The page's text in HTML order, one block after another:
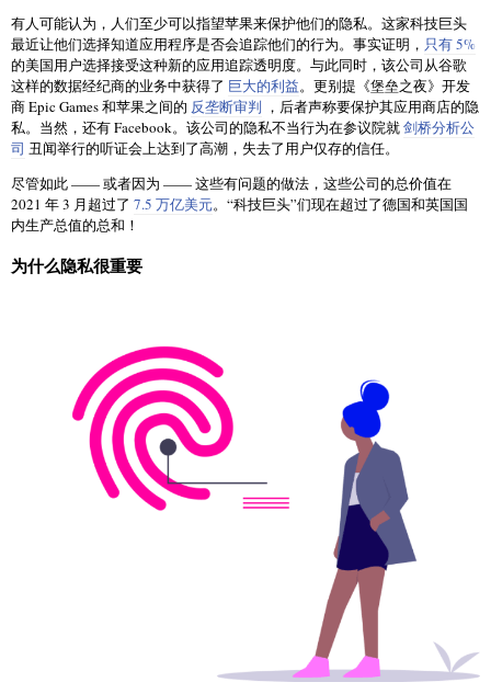
有人可能认为，人们至少可以指望苹果来保护他们的隐私。这家科技巨头
最近让他们选择知道应用程序是否会追踪他们的行为。事实证明， 只有 5%
的美国用户选择接受这种新的应用追踪透明度。与此同时，该公司从谷歌
这样的数据经纪商的业务中获得了 巨大的利益。更别提《堡垒之夜》开发
商 Epic Games 和苹果之间的 反垄断审判 ，后者声称要保护其应用商店的隐
私。当然，还有 Facebook。该公司的隐私不当行为在参议院就剑桥分析公
司 丑闻举行的听证会上达到了高潮，失去了用户仅存的信任。
尽管如此 —— 或者因为 —— 这些有问题的做法，这些公司的总价值在
2021 年 3 月超过了 7.5 万亿美元。“科技巨头”们现在超过了德国和英国国
内生产总值的总和！
为什么隐私很重要